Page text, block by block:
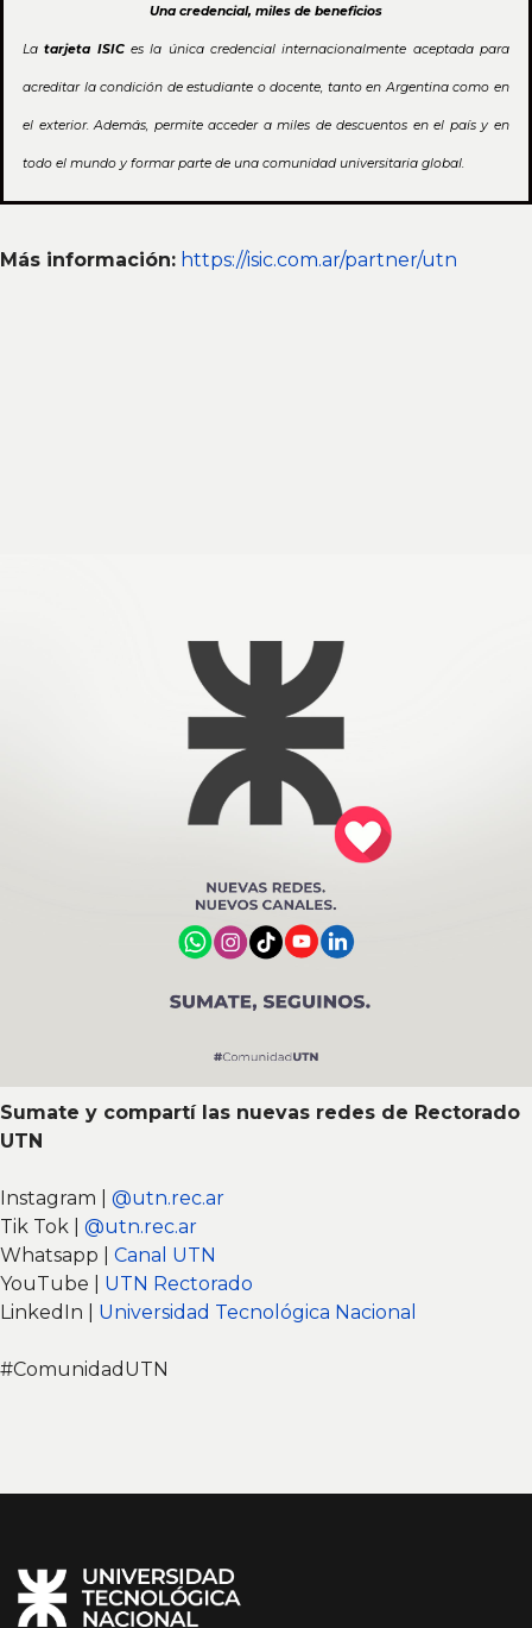
Una credencial, miles de beneficios
Latarjeta ISICes la única credencial internacionalmente aceptada para
acreditar la condición de estudiante o docente, tanto en Argentina como en
el exterior. Además, permite acceder a miles de descuentos en el país y en
todo el mundo y formar parte de una comunidad universitaria global.
Más información: https://isic.com.ar/partner/utn
Sumate y compartí las nuevas redes de Rectorado
UTN
Instagram | @utn.rec.ar
Tik Tok | @utn.rec.ar
Whatsapp | Canal UTN
YouTube | UTN Rectorado
LinkedIn | Universidad Tecnológica Nacional
#ComunidadUTN